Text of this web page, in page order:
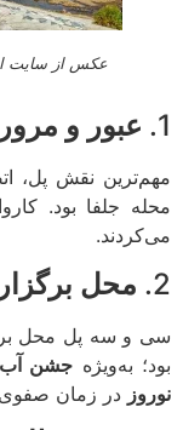
عکس از سایت ایران
عبور و مرور
نقش پل،
جلفا بود.
محل
و سه پل محل
به‌ویژهجشن
در زمان صفوی.